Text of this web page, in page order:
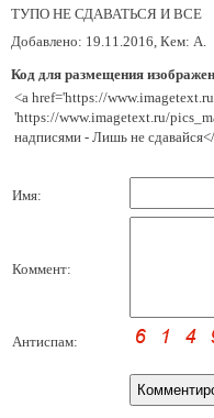
ТУПО НЕ СДАВАТЬСЯ И ВСЕ
Добавлено: 19.11.2016, Кем: А.
Код для размещения
<a href='https://
'https://www.imagetext.ru/
надписями - Лишь не
Имя:
Коммент:
Антиспам: